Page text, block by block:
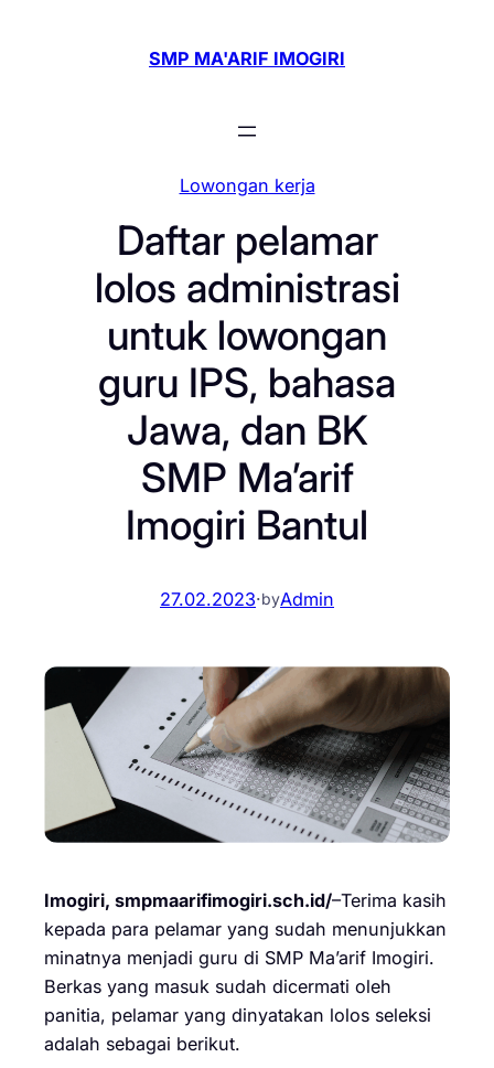
SMP MA'ARIF IMOGIRI
Lowongan kerja
Daftar pelamar
lolos administrasi
untuk lowongan
guru IPS, bahasa
Jawa, dan BK
SMP Ma’arif
Imogiri Bantul
27.02.2023·byAdmin
Imogiri, smpmaarifimogiri.sch.id/–Terima kasih
kepada para pelamar yang sudah menunjukkan
minatnya menjadi guru di SMP Ma’arif Imogiri.
Berkas yang masuk sudah dicermati oleh
panitia, pelamar yang dinyatakan lolos seleksi
adalah sebagai berikut.